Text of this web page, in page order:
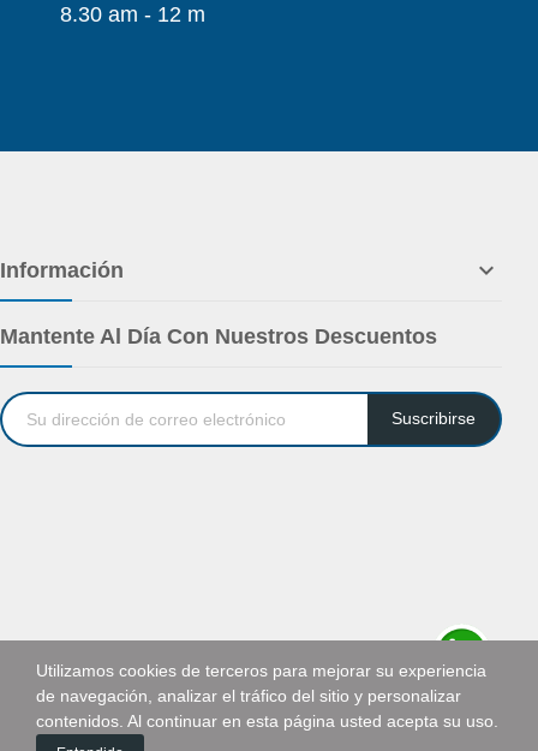
8.30 am - 12 m
Información 
Mantente Al Día Con Nuestros Descuentos
Suscribirse
Utilizamos cookies de terceros para mejorar su experiencia
de navegación, analizar el tráfico del sitio y personalizar
contenidos. Al continuar en esta página usted acepta su uso.